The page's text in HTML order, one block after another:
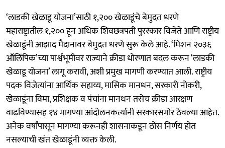
‘लाडकी खेळाडू योजना’साठी १,२०० खेळाडूंचे बेमुदत धरणे
महाराष्ट्रातील १,२०० हून अधिक शिवछत्रपती पुरस्कार विजेते आणि राष्ट्रीय
खेळाडूंनी आझाद मैदानावर बेमुदत धरणे सुरू केले आहे. ‘मिशन २०३६
ऑलिंपिक’च्या पार्श्वभूमीवर राज्याने क्रीडा धोरणात बदल करून ‘लाडकी
खेळाडू योजना’ लागू करावी, अशी प्रमुख मागणी करण्यात आली. राष्ट्रीय
पदक विजेत्यांना आर्थिक सहाय्य, मासिक मानधन, सरकारी नोकरी,
खेळाडूंना विमा, प्रशिक्षक व पंचांना मानधन तसेच क्रीडा आरक्षण
वाढविण्यासह १४ मागण्या आंदोलनकर्त्यांनी सरकारसमोर ठेवल्या आहेत.
अनेक वर्षांपासून मागण्या करूनही शासनाकडून ठोस निर्णय होत
नसल्याची खंत खेळाडूंनी व्यक्त केली.